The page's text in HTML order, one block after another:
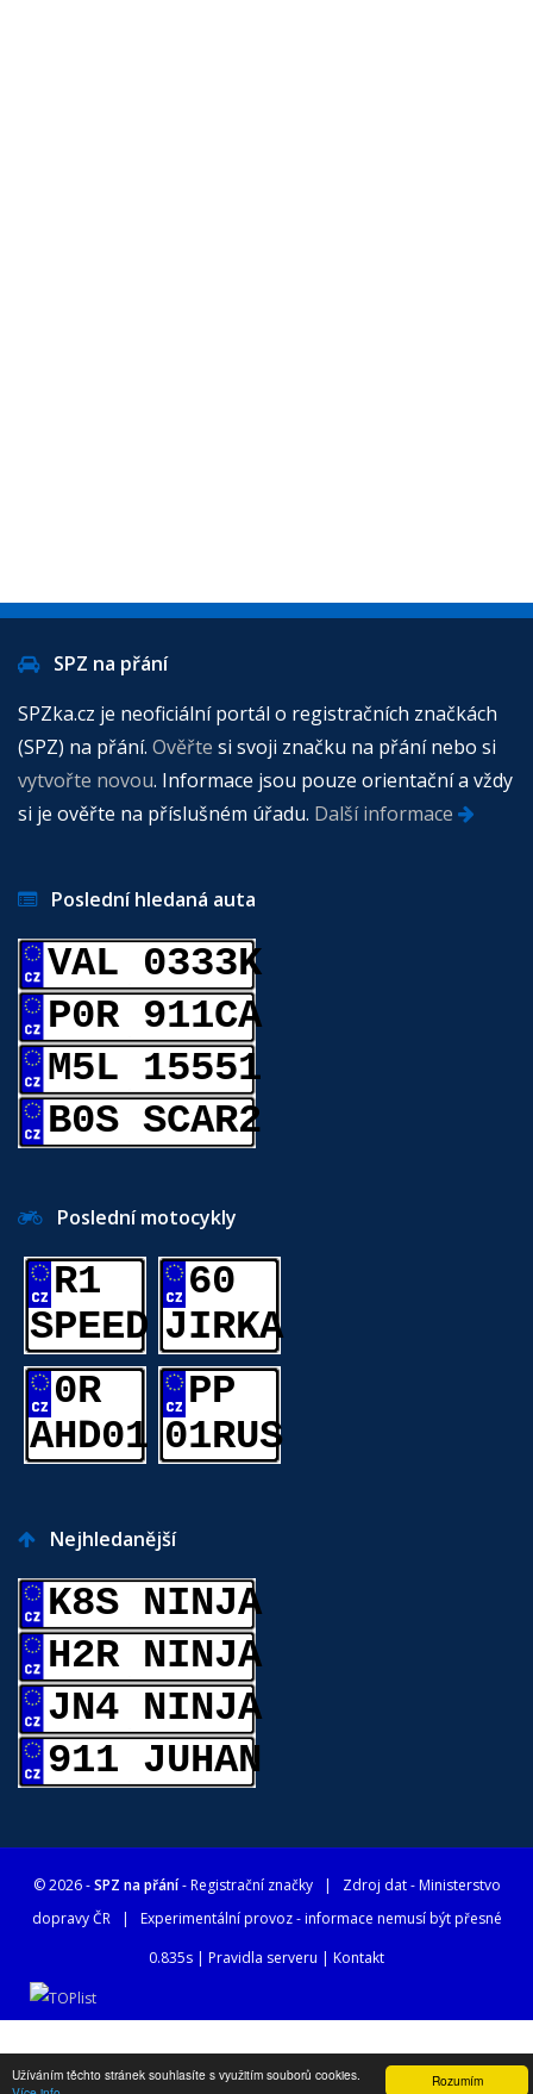
Rozumím
Užíváním těchto stránek souhlasíte s využitím souborů cookies.
SPZ na přání
SPZka.cz je neoficiální portál o registračních značkách
(SPZ) na přání. Ověřte si svoji značku na přání nebo si
vytvořte novou. Informace jsou pouze orientační a vždy
si je ověřte na příslušném úřadu. Další informace
Poslední hledaná auta
VAL 0333K
P0R 911CA
M5L 15551
B0S SCAR2
Poslední motocykly
R1
SPEED
60
JIRKA
0R
AHD01
PP
01RUS
Nejhledanější
K8S NINJA
H2R NINJA
JN4 NINJA
911 JUHAN
© 2026 -SPZ na přání- Registrační značky| Zdroj dat -Ministerstvo
dopravy ČR| Experimentální provoz - informace nemusí být přesné
0.835s | Pravidla serveru | Kontakt